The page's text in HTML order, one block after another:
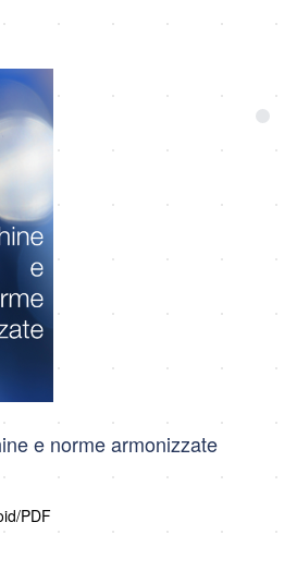
e norme armonizzate
PDF